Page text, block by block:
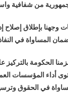
من شفافية
وجهنا بإطلاق
المساواة في
الحكومة
أداء المؤسسات
في الحقوق